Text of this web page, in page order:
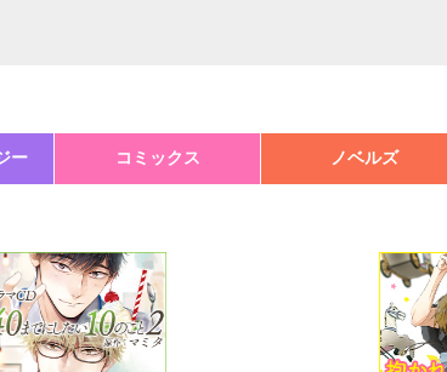
ー コミックス ノベルズ